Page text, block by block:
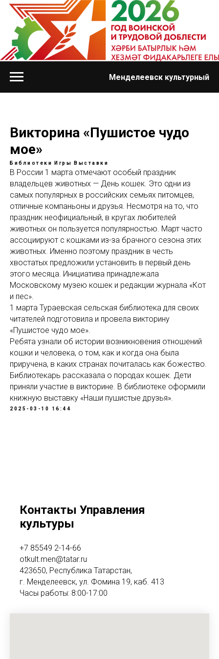
Менделеевск культурный
Викторина «Пушистое чудо
мое»
Библиотеки Игры Выставки
В России 1 марта отмечают особый праздник
владельцев животных — День кошек. Это одни из
самых популярных в российских семьях питомцев,
отличные компаньоны и друзья. Несмотря на то, что
праздник неофициальный, в кругах любителей
животных он пользуется популярностью. Март часто
ассоциируют с кошками из-за брачного сезона этих
животных. Именно поэтому праздник в честь
хвостатых предложили установить в первый день
этого месяца. Инициатива принадлежала
Московскому музею кошек и редакции журнала «Кот
и пес».
1 марта Тураевская сельская библиотека для своих
читателей подготовила и провела викторину
«Пушистое чудо мое».
Ребята узнали об истории возникновения отношений
кошки и человека, о том, как и когда она была
приручена, в каких странах почиталась как божество.
Библиотекарь рассказала о породах кошек. Дети
приняли участие в викторине. В библиотеке оформили
книжную выставку «Наши пушистые друзья».
2025-03-10 16:44
Контакты Управления
культуры
+7 85549 2-14-66
otkult.men@tatar.ru
423650, Республика Татарстан,
г. Менделеевск, ул. Фомина 19, каб. 413
Часы работы: 8:00-17:00